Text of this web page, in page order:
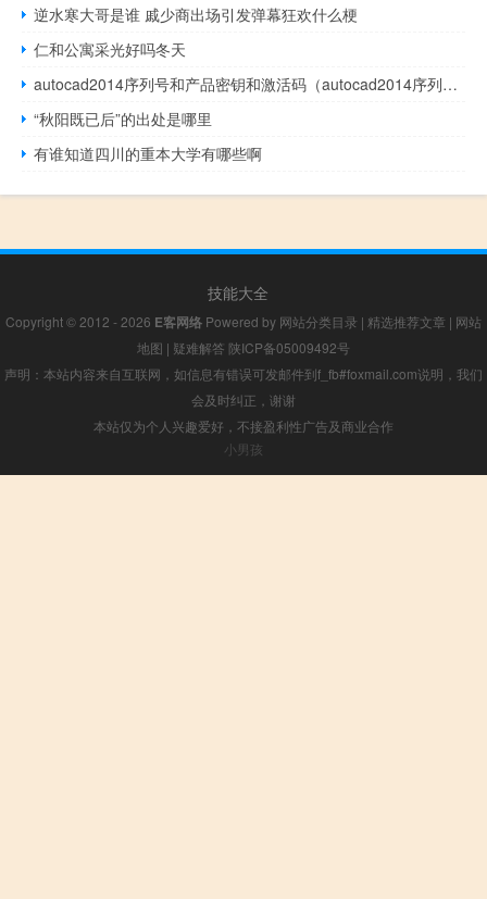
逆水寒大哥是谁 戚少商出场引发弹幕狂欢什么梗
仁和公寓采光好吗冬天
autocad2014序列号和产品密钥和激活码（autocad2014序列号和产品密钥）
“秋阳既已后”的出处是哪里
有谁知道四川的重本大学有哪些啊
技能大全
Copyright © 2012 - 2026 E客网络 Powered by 网站分类目录 | 精选推荐文章 | 网站
地图 | 疑难解答 陕ICP备05009492号
声明：本站内容来自互联网，如信息有错误可发邮件到f_fb#foxmail.com说明，我们
会及时纠正，谢谢
本站仅为个人兴趣爱好，不接盈利性广告及商业合作
小男孩